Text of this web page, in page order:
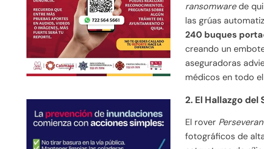
ransomwarede
las grúas
240 buques
creando un
aseguradoras
médicos en todo
2. El Hallazgo
El rover
fotográficos de